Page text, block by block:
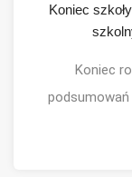
Koniec
Koniec